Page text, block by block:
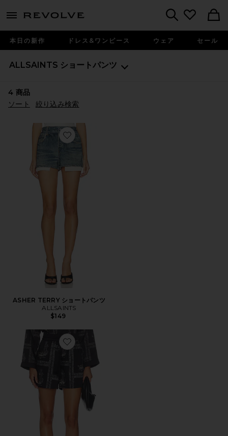
menu - shows more content
本日の新作 ドレス&ワンピース ウェア セール
ALLSAINTS ショートパンツ
4 商品
ソート
絞り込み検索
Favorite ASHER TERRY ショートパンツ
ASHER TERRY ショートパンツ
ALLSAINTS
$149
Favorite LETTIE ショートパンツ